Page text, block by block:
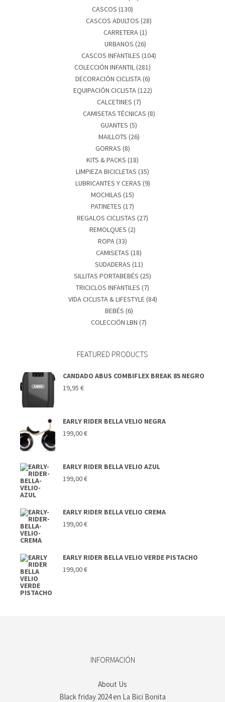
CASCOS (130)
CASCOS ADULTOS (28)
CARRETERA(1)
URBANOS (26)
CASCOS INFANTILES (104)
COLECCIÓN INFANTIL(281)
DECORACIÓN CICLISTA(6)
EQUIPACIÓN CICLISTA(122)
CALCETINES (7)
CAMISETAS TÉCNICAS (8)
GUANTES (5)
MAILLOTS (26)
GORRAS (8)
KITS & PACKS (18)
LIMPIEZA BICICLETAS (35)
LUBRICANTES Y CERAS (9)
MOCHILAS (15)
PATINETES (17)
REGALOS CICLISTAS (27)
REMOLQUES (2)
ROPA(33)
CAMISETAS (18)
SUDADERAS (11)
SILLITAS PORTABEBÉS (25)
TRICICLOS INFANTILES (7)
VIDA CICLISTA & LIFESTYLE(84)
BEBÉS (6)
COLECCIÓN LBN (7)
FEATURED PRODUCTS
CANDADO ABUS COMBIFLEX BREAK 85 NEGRO
19,95 €
EARLY RIDER BELLA VELIO NEGRA
199,00€
EARLY RIDER BELLA VELIO AZUL
199,00€
EARLY RIDER BELLA VELIO CREMA
199,00€
EARLY RIDER BELLA VELIO VERDE PISTACHO
199,00€
INFORMACIÓN
About Us
Black friday 2024 en La Bici Bonita